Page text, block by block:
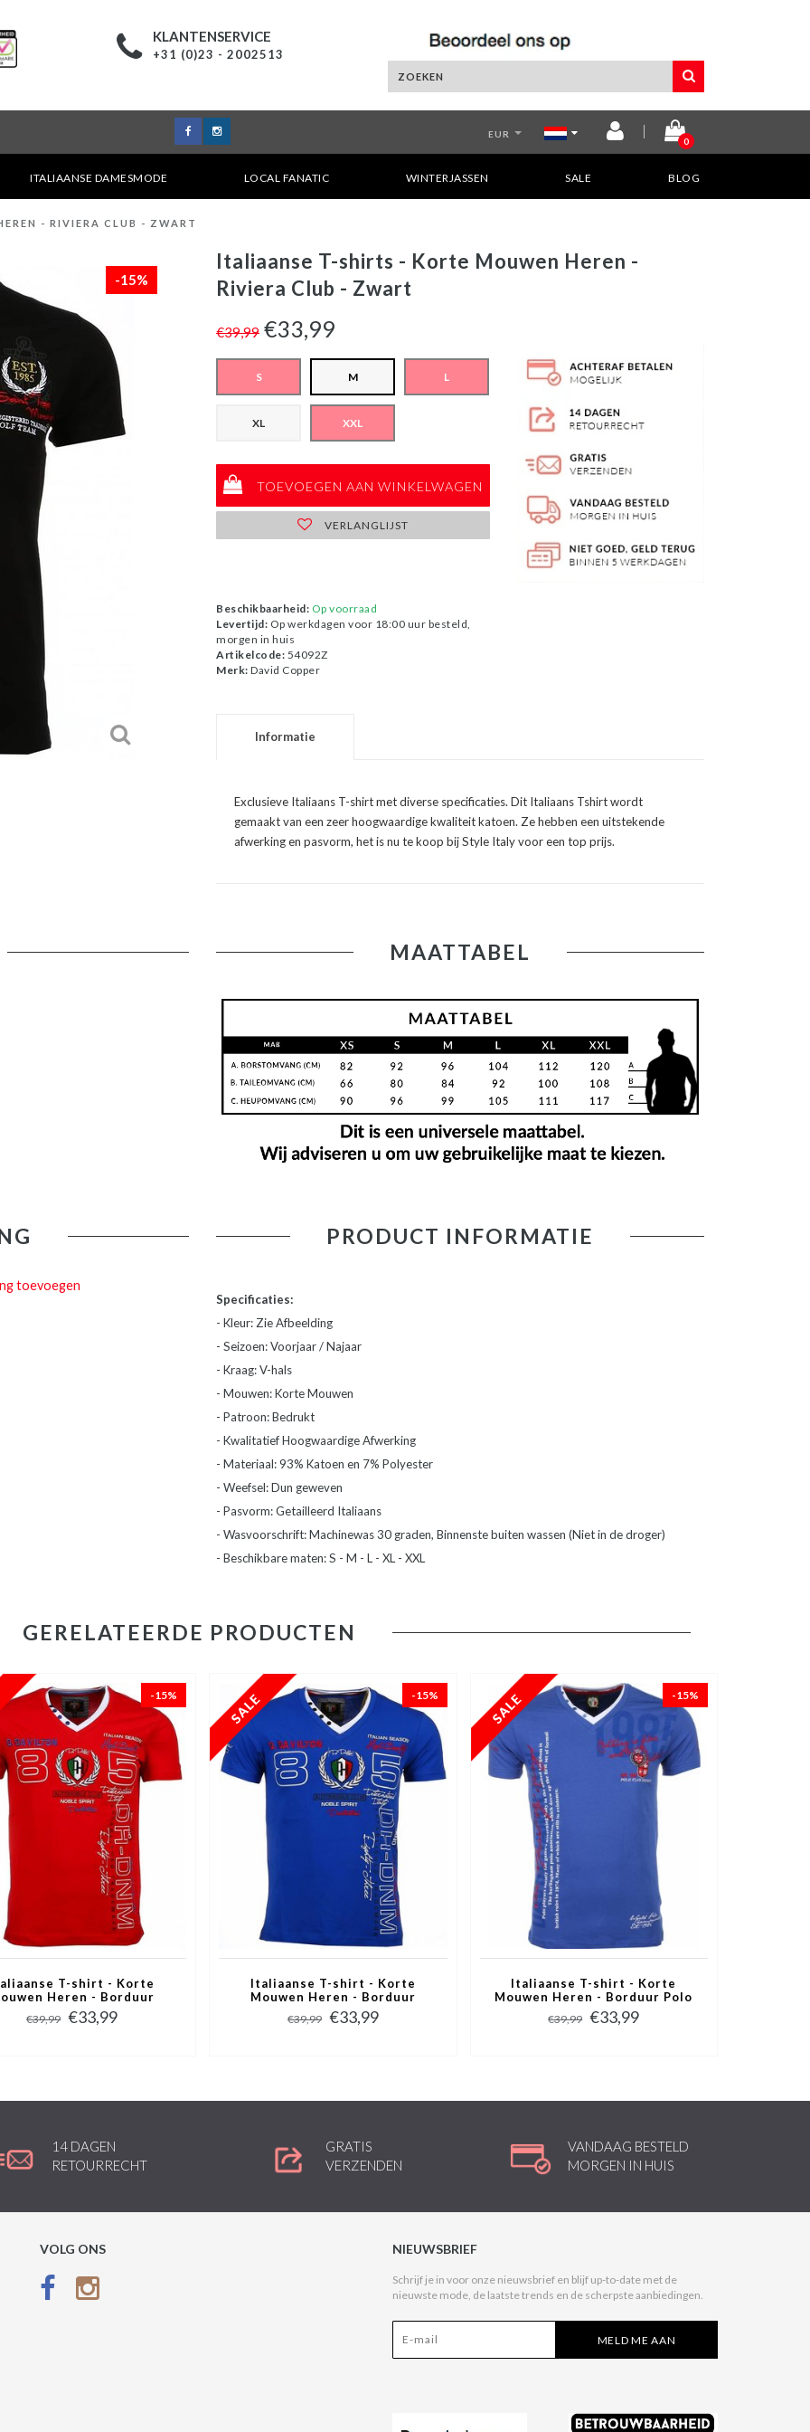
KLANTENSERVICE
+31 (0)23 - 2002513
EUR
0
ITALIAANSE DAMESMODE LOCAL FANATIC WINTERJASSEN SALE BLOG
- RIVIERA CLUB - ZWART
-15%
Italiaanse T-shirts - Korte Mouwen Heren -
Riviera Club - Zwart
€39,99 €33,99
S M L
XL XXL
TOEVOEGEN AAN WINKELWAGEN
VERLANGLIJST
Beschikbaarheid: Op voorraad
Levertijd: Op werkdagen voor 18:00 uur besteld,
morgen in huis
Artikelcode: 54092Z
Merk: David Copper
Informatie
Exclusieve Italiaans T-shirt met diverse specificaties. Dit Italiaans Tshirt wordt
gemaakt van een zeer hoogwaardige kwaliteit katoen. Ze hebben een uitstekende
afwerking en pasvorm, het is nu te koop bij Style Italy voor een top prijs.
MAATTABEL
toevoegen
PRODUCT INFORMATIE
Specificaties:
- Kleur: Zie Afbeelding
- Seizoen: Voorjaar / Najaar
- Kraag: V-hals
- Mouwen: Korte Mouwen
- Patroon: Bedrukt
- Kwalitatief Hoogwaardige Afwerking
- Materiaal: 93% Katoen en 7% Polyester
- Weefsel: Dun geweven
- Pasvorm: Getailleerd Italiaans
- Wasvoorschrift: Machinewas 30 graden, Binnenste buiten wassen (Niet in de droger)
- Beschikbare maten: S - M - L - XL - XXL
GERELATEERDE PRODUCTEN
-15%
T-shirt - Korte
Heren - Borduur
Club - Rood
€39,99 €33,99
-15%
Italiaanse T-shirt - Korte
Mouwen Heren - Borduur
Automobile Club - Blauw
€39,99 €33,99
-15%
Italiaanse T-shirt - Korte
Mouwen Heren - Borduur Polo
Club - Blauw
€39,99 €33,99
14 DAGEN
RETOURRECHT
GRATIS
VERZENDEN
VANDAAG BESTELD
MORGEN IN HUIS
VOLG ONS NIEUWSBRIEF
Schrijf je in voor onze nieuwsbrief en blijf up-to-date met de
nieuwste mode, de laatste trends en de scherpste aanbiedingen.
MELD ME AAN